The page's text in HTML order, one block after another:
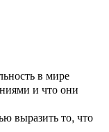
в мире
и что они
выразить то, что